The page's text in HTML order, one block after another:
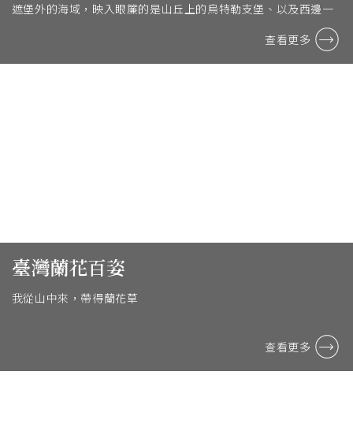
遮堡外的海域，映入眼簾的是山丘上的烏特勒支堡、以及西邊一
查看更多
臺灣蘭花百姿
我從山中來，帶得蘭花草
查看更多